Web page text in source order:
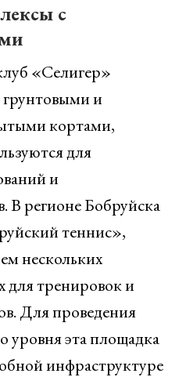
с
«Селигер»
грунтовыми и
кортами,
для
и
В регионе Бобруйска
теннис»,
нескольких
тренировок и
Для проведения
уровня эта площадка
инфраструктуре